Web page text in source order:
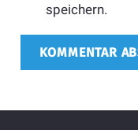
speichern.
KOMMENTAR